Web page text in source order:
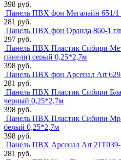
398 руб.
Панель ПВХ фон Мегалайн 651/1
281 руб.
Панель ПВХ фон Оранда 860-1
297 руб.
Панель ПВХ Пластик Сибири
панели) серый 0,25*2,7м
398 руб.
Панель ПВХ фон Арсенал Art
281 руб.
Панель ПВХ Пластик Сибири
черный 0,25*2,7м
398 руб.
Панель ПВХ Пластик Сибири
белый 0,25*2,7м
398 руб.
Панель ПВХ Арсенал Art 21Т039-
281 руб.